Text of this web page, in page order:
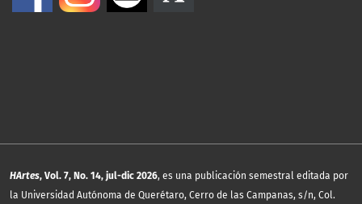
HArtes, Vol. 7, No. 14, jul-dic 2026, es una publicación semestral editada por
la Universidad Autónoma de Querétaro, Cerro de las Campanas, s/n, Col.